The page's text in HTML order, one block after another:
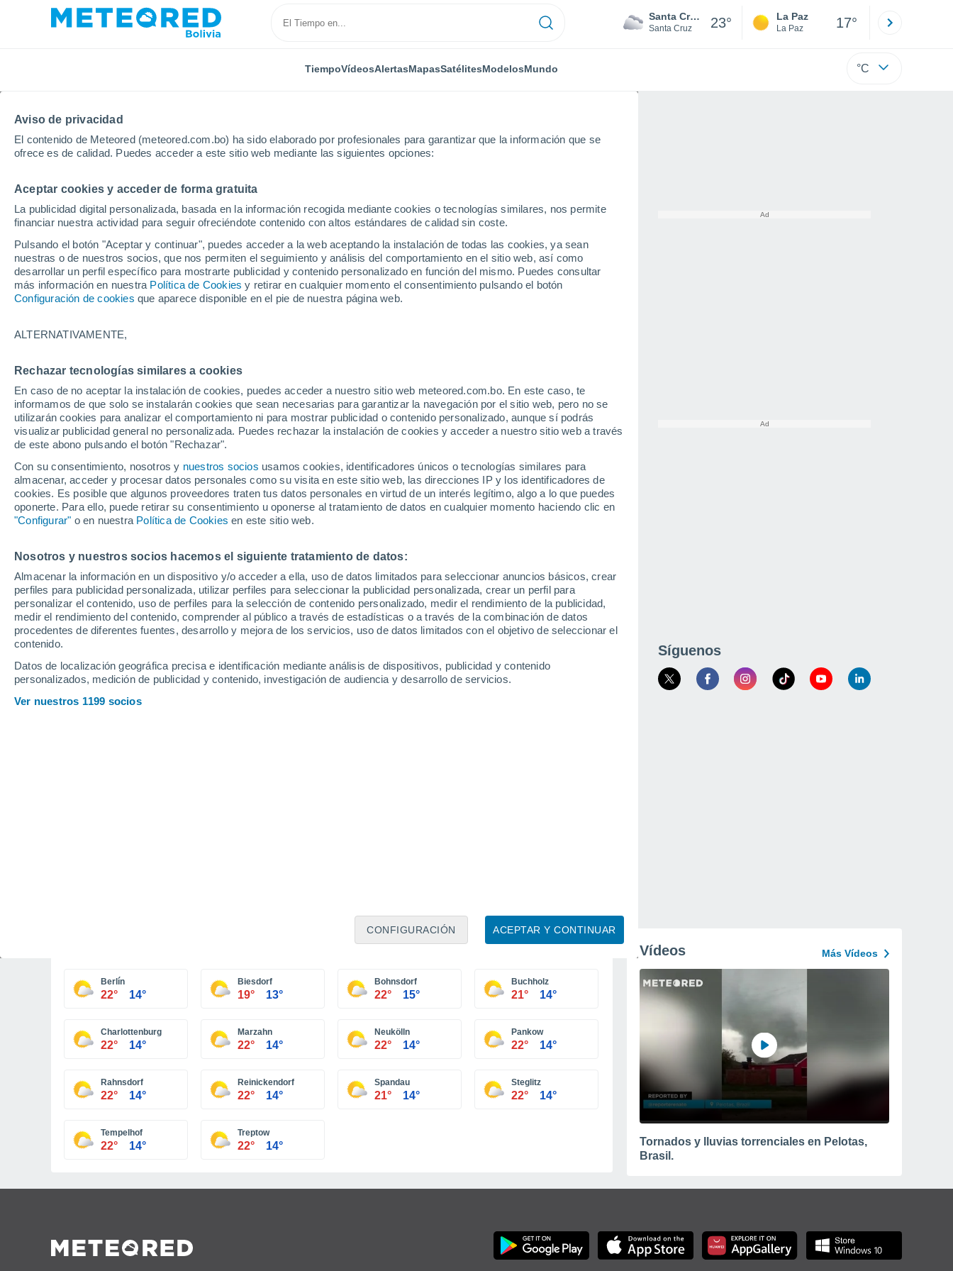
Aviso de privacidad
El contenido de Meteored (meteored.com.bo) ha sido elaborado por profesionales para garantizar que la información que se
ofrece es de calidad. Puedes acceder a este sitio web mediante las siguientes opciones:
Aceptar cookies y acceder de forma gratuita
La publicidad digital personalizada, basada en la información recogida mediante cookies o tecnologías similares, nos permite
financiar nuestra actividad para seguir ofreciéndote contenido con altos estándares de calidad sin coste.
Pulsando el botón "Aceptar y continuar", puedes acceder a la web aceptando la instalación de todas las cookies, ya sean
nuestras o de nuestros socios, que nos permiten el seguimiento y análisis del comportamiento en el sitio web, así como
desarrollar un perfil específico para mostrarte publicidad y contenido personalizado en función del mismo. Puedes consultar
más información en nuestra Política de Cookies y retirar en cualquier momento el consentimiento pulsando el botón
Configuración de cookies que aparece disponible en el pie de nuestra página web.
ALTERNATIVAMENTE,
Rechazar tecnologías similares a cookies
En caso de no aceptar la instalación de cookies, puedes acceder a nuestro sitio web meteored.com.bo. En este caso, te
informamos de que solo se instalarán cookies que sean necesarias para garantizar la navegación por el sitio web, pero no se
utilizarán cookies para analizar el comportamiento ni para mostrar publicidad o contenido personalizado, aunque sí podrás
visualizar publicidad general no personalizada. Puedes rechazar la instalación de cookies y acceder a nuestro sitio web a través
de este abono pulsando el botón "Rechazar".
Con su consentimiento, nosotros y nuestros socios usamos cookies, identificadores únicos o tecnologías similares para
almacenar, acceder y procesar datos personales como su visita en este sitio web, las direcciones IP y los identificadores de
cookies. Es posible que algunos proveedores traten tus datos personales en virtud de un interés legítimo, algo a lo que puedes
oponerte. Para ello, puede retirar su consentimiento u oponerse al tratamiento de datos en cualquier momento haciendo clic en
"Configurar" o en nuestra Política de Cookies en este sitio web.
Nosotros y nuestros socios hacemos el siguiente tratamiento de datos:
Almacenar la información en un dispositivo y/o acceder a ella, uso de datos limitados para seleccionar anuncios básicos, crear
perfiles para publicidad personalizada, utilizar perfiles para seleccionar la publicidad personalizada, crear un perfil para
personalizar el contenido, uso de perfiles para la selección de contenido personalizado, medir el rendimiento de la publicidad,
medir el rendimiento del contenido, comprender al público a través de estadísticas o a través de la combinación de datos
procedentes de diferentes fuentes, desarrollo y mejora de los servicios, uso de datos limitados con el objetivo de seleccionar el
contenido.
Datos de localización geográfica precisa e identificación mediante análisis de dispositivos, publicidad y contenido
personalizados, medición de publicidad y contenido, investigación de audiencia y desarrollo de servicios.
Ver nuestros 1199 socios
ACEPTAR Y CONTINUAR
CONFIGURACIÓN
Santa Cruz de la Sierra
Santa Cruz 23° La Paz
La Paz 17°
TiempoVídeosAlertasMapasSatélitesModelosMundo °C
Inicio Alemania Ciudad-Estado de Berlín
Tiempo en la Ciudad-Estado de Berlín
Hoy, 7 agosto Todo el día Símbolo
14°
Berlín
Spandau
22°
15°
Bohnsdorf
22°
Síguenos
Berlín
22° 14°
Biesdorf
19° 13°
Bohnsdorf
22° 15°
Buchholz
21° 14°
Charlottenburg
22° 14°
Marzahn
22° 14°
Neukölln
22° 14°
Pankow
22° 14°
Rahnsdorf
22° 14°
Reinickendorf
22° 14°
Spandau
21° 14°
Steglitz
22° 14°
Tempelhof
22° 14°
Treptow
22° 14°
Vídeos Más Vídeos
Tornados y lluvias torrenciales en Pelotas,
Brasil.